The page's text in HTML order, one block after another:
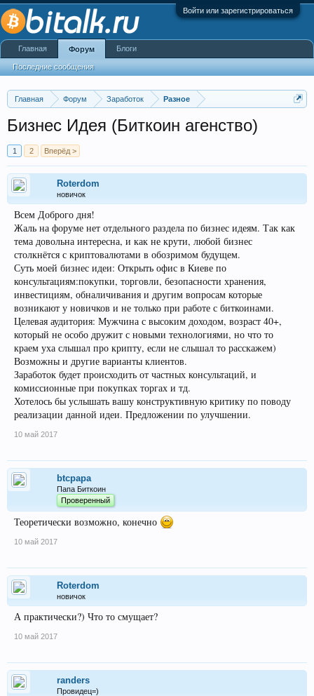
Войти или зарегистрироваться
Главная Форум Заработок Разное
Бизнес Идея (Биткоин агенство)
1 2 Вперёд >
Roterdom
новичок
Всем Доброго дня!
Жаль на форуме нет отдельного раздела по бизнес идеям. Так как
тема довольна интересна, и как не крути, любой бизнес
столкнётся с криптовалютами в обозримом будущем.
Суть моей бизнес идеи: Открыть офис в Киеве по
консультациям:покупки, торговли, безопасности хранения,
инвестициям, обналичивания и другим вопросам которые
возникают у новичков и не только при работе с биткоинами.
Целевая аудитория: Мужчина с высоким доходом, возраст 40+,
который не особо дружит с новыми технологиями, но что то
краем уха слышал про крипту, если не слышал то расскажем)
Возможны и другие варианты клиентов.
Заработок будет происходить от частных консультаций, и
комиссионные при покупках торгах и тд.
Хотелось бы услышать вашу конструктивную критику по поводу
реализации данной идеи. Предложении по улучшении.
10 май 2017
btcpapa
Папа Биткоин
Проверенный
Теоретически возможно, конечно
10 май 2017
Roterdom
новичок
А практически?) Что то смущает?
10 май 2017
randers
Провидец=)
Главная Форум
Последние сообщения
Блоги